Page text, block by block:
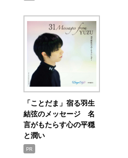
「ことだま」宿る羽生
結弦のメッセージ 名
言がもたらす心の平穏
と潤い
PR